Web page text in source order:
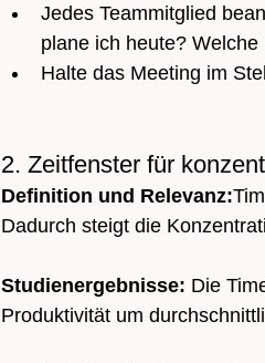
Jedes Teammitglied
plane ich heute?
Halte das Meeting im
2. Zeitfenster für
Definition und Relevanz:
Dadurch steigt die
Studienergebnisse: Die
Produktivität um